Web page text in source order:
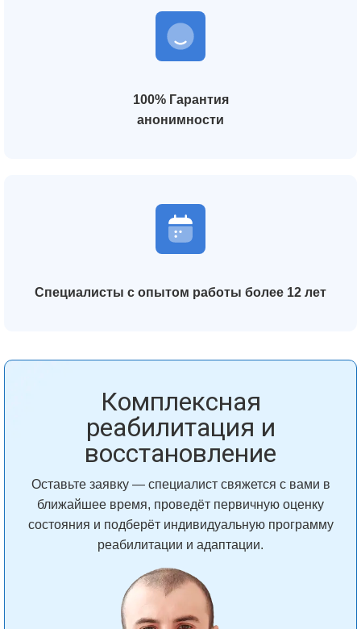
100% Гарантия
анонимности
Специалисты с опытом работы более 12 лет
Комплексная
реабилитация и
восстановление
Оставьте заявку — специалист свяжется с вами в
ближайшее время, проведёт первичную оценку
состояния и подберёт индивидуальную программу
реабилитации и адаптации.